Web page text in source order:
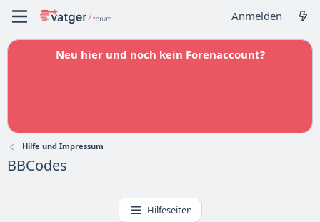
Anmelden
Neu hier und noch kein Forenaccount?
Hilfe und Impressum
BBCodes
Hilfeseiten